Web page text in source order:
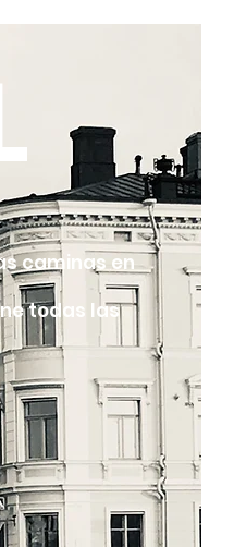
caminas en
todas las